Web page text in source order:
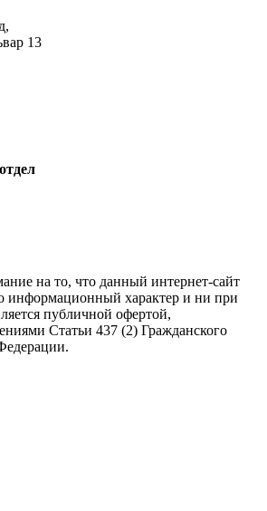
13
на то, что данный интернет-сайт
информационный характер и ни при
публичной офертой,
Статьи 437 (2) Гражданского